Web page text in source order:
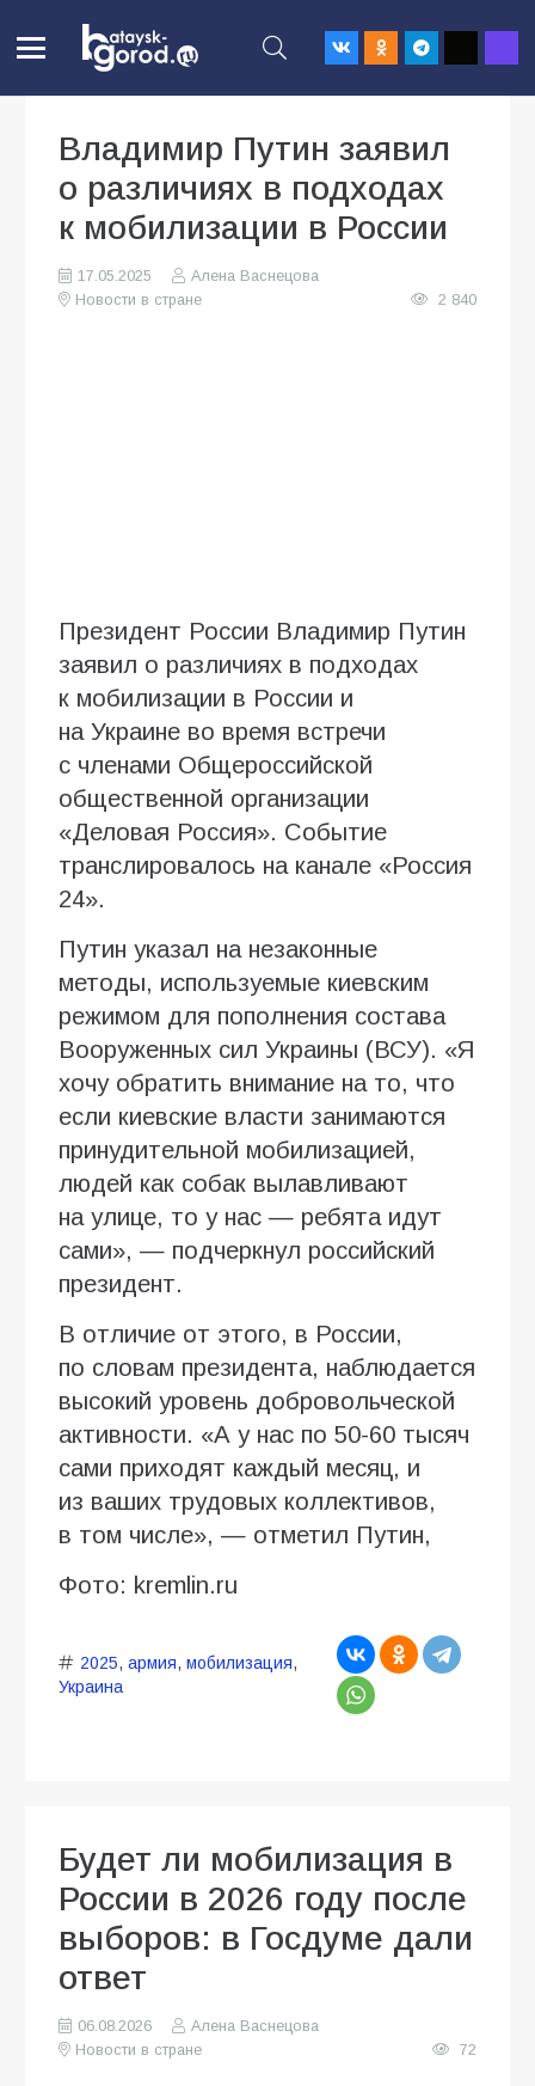
Владимир Путин заявил
о различиях в подходах
к мобилизации в России
17.05.2025
Алена Васнецова
Новости в стране
2 840
Президент России Владимир Путин
заявил о различиях в подходах
к мобилизации в России и
на Украине во время встречи
с членами Общероссийской
общественной организации
«Деловая Россия». Событие
транслировалось на канале «Россия
24».
Путин указал на незаконные
методы, используемые киевским
режимом для пополнения состава
Вооруженных сил Украины (ВСУ). «Я
хочу обратить внимание на то, что
если киевские власти занимаются
принудительной мобилизацией,
людей как собак вылавливают
на улице, то у нас — ребята идут
сами», — подчеркнул российский
президент.
В отличие от этого, в России,
по словам президента, наблюдается
высокий уровень добровольческой
активности. «А у нас по 50-60 тысяч
сами приходят каждый месяц, и
из ваших трудовых коллективов,
в том числе», — отметил Путин,
Фото: kremlin.ru
2025, армия, мобилизация,
Украина
Будет ли мобилизация в
России в 2026 году после
выборов: в Госдуме дали
ответ
06.08.2026
Алена Васнецова
Новости в стране
72